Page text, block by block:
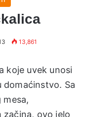
13,861
koje uvek unosi
Sa
ovo jelo